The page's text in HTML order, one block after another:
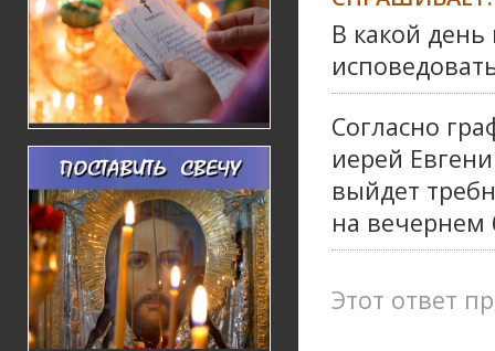
В какой
Согласно
иерей
выйдет
на вечернем
Этот ответ